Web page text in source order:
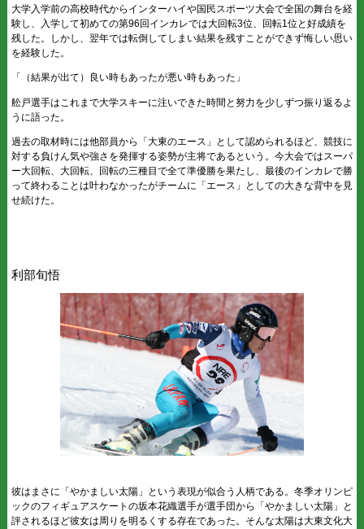
大学入学前の高校時代からインターハイや国民スポーツ大会で全国の舞台を経
験し、入学して初めての第96回インカレでは大回転3位、回転1位と好成績を
残した。しかし、翌年では転倒してしまい結果を残すことができず悔しい思い
を経験した。
「（結果が出て）良い時もあったが悪い時もあった」
舩戸選手はこれまで大学スキーに注いできた時間と努力を少しずつ振り返るよ
うに語った。
過去の取材時には他部員から「大東のエース」として認められるほど、競技に
対する負けん気や強さを発揮する姿勢が主将であるという。今大会ではスーパ
ー大回転、大回転、回転の三種目で全て準優勝を果たし、最後のインカレで勝
って終わることは叶わなかったがチームに「エース」としての大きな背中を見
せ続けた。
利部旬悟
彼はまさに「やかましい太陽」という表現が似合う人柄である。冬季オリンピ
ックのフィギュアスケートの坂本花織選手が選手団から「やかましい太陽」と
評されるほど彼女は周りを明るくする存在であった。そんな太陽は大東文化大